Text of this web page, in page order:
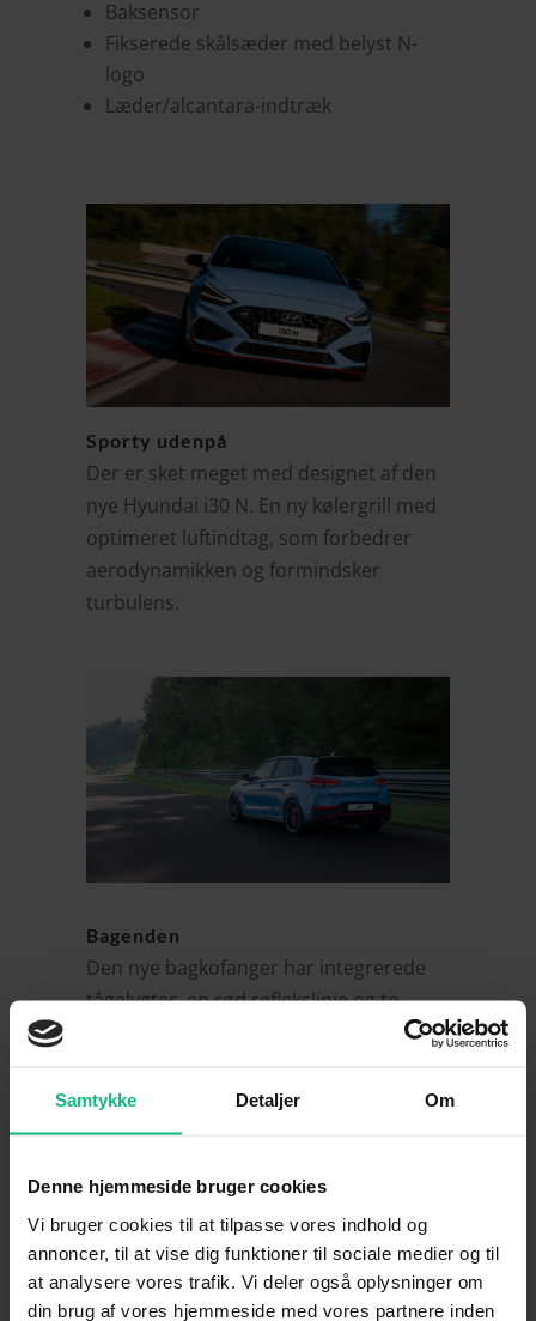
Samtykke Detaljer Om
Denne hjemmeside bruger cookies
Vi bruger cookies til at tilpasse vores indhold og
annoncer, til at vise dig funktioner til sociale medier og til
at analysere vores trafik. Vi deler også oplysninger om
din brug af vores hjemmeside med vores partnere inden
Baksensor
Fikserede skålsæder med belyst N-
logo
Læder/alcantara-indtræk
Sporty udenpå
Der er sket meget med designet af den
nye Hyundai i30 N. En ny kølergrill med
optimeret luftindtag, som forbedrer
aerodynamikken og formindsker
turbulens.
Bagenden
Den nye bagkofanger har integrerede
tågelygter, en rød reflekslinje og to
ekstra store udstødningsrør. Desuden
kombinationsbaglygter, som fuldender
hele looket.